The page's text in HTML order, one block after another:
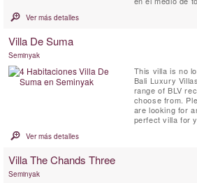
Ver más detalles
Villa De Suma
Seminyak
This villa is no
Bali Luxury
range of BLV
choose from.
are looking for
perfect villa for
Ver más detalles
Villa The Chands Three
Seminyak